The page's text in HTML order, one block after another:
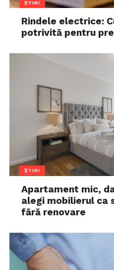
ȘTIRI
Rindele electrice:
potrivită pentru
ȘTIRI
Apartament mic,
alegi mobilierul ca
fără renovare